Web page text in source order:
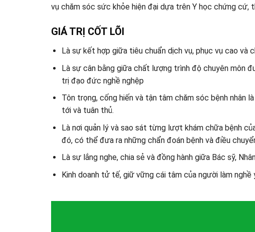
vụ chăm sóc sức khỏe hiện đại dựa trên Y học chứng
GIÁ TRỊ CỐT LÕI
Là sự kết hợp giữa tiêu chuẩn dịch vụ, phục vụ cao và
Là sự cân bằng giữa chất lượng trình độ chuyên môn
trị đạo đức nghề nghệp
Tôn trọng, cống hiến và tận tâm chăm sóc bệnh nhân
tới và tuân thủ.
Là nơi quản lý và sao sát từng lượt khám chữa bệnh
đó, có thể đưa ra những chẩn đoán bệnh và điều
Là sự lắng nghe, chia sẻ và đồng hành giữa Bác sỹ,
Kinh doanh tử tế, giữ vững cái tâm của người làm nghề